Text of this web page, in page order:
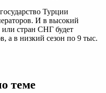
Турции
И в высокий
или стран СНГ будет
а в низкий сезон по 9 тыс.
теме